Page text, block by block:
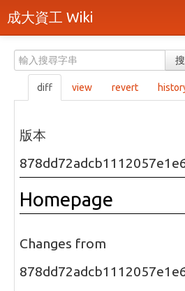
成大資工 Wiki
分類
隨機頁面
最近活動
上傳檔案
頁面原始檔
可列印版本
刪除本頁
diff view revert
版本
Homepage
Changes from